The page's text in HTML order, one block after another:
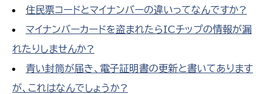
住民票コードとマイナンバーの違いってなんですか?
マイナンバーカードを盗まれたらICチップの情報が漏
れたりしませんか?
青い封筒が届き、電子証明書の更新と書いてあります
が、これはなんでしょうか?